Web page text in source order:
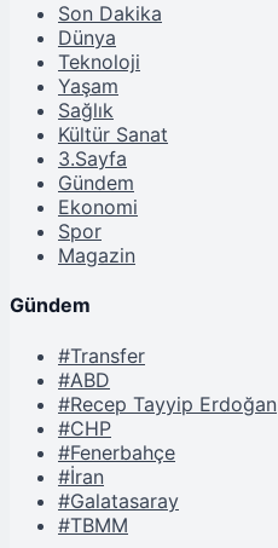
Son Dakika
Dünya
Teknoloji
Yaşam
Sağlık
Kültür Sanat
3.Sayfa
Gündem
Ekonomi
Spor
Magazin
Gündem
#Transfer
#ABD
#Recep Tayyip Erdoğan
#CHP
#Fenerbahçe
#İran
#Galatasaray
#TBMM